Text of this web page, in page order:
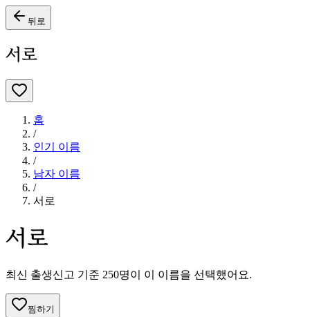
뒤로
서로
홈
/
인기 이름
/
남자 이름
/
서로
서로
최신 출생신고 기준 250명이 이 이름을 선택했어요.
찜하기